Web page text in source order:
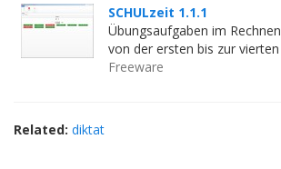
SCHULzeit 1.1.1
Übungsaufgaben im
von der ersten bis zur vierten
Freeware
Related: diktat